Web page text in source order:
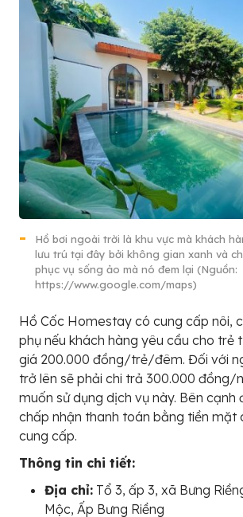
Hồ bơi ngoài trời là khu vực mà khách
lưu trú tại đây bởi không gian xanh và
phục vụ sống ảo mà nó đem lại (Nguồn:
https://www.google.com/maps)
Hồ Cốc Homestay có cung cấp nôi,
phụ nếu khách hàng yêu cầu cho trẻ
giá 200.000 đồng/trẻ/đêm. Đối với
trở lên sẽ phải chi trả 300.000 đồng/
muốn sử dụng dịch vụ này. Bên cạnh
chấp nhận thanh toán bằng tiền mặt
cung cấp.
Thông tin chi tiết:
Địa chỉ: Tổ 3, ấp 3, xã Bưng
Mộc, Ấp Bưng Riềng